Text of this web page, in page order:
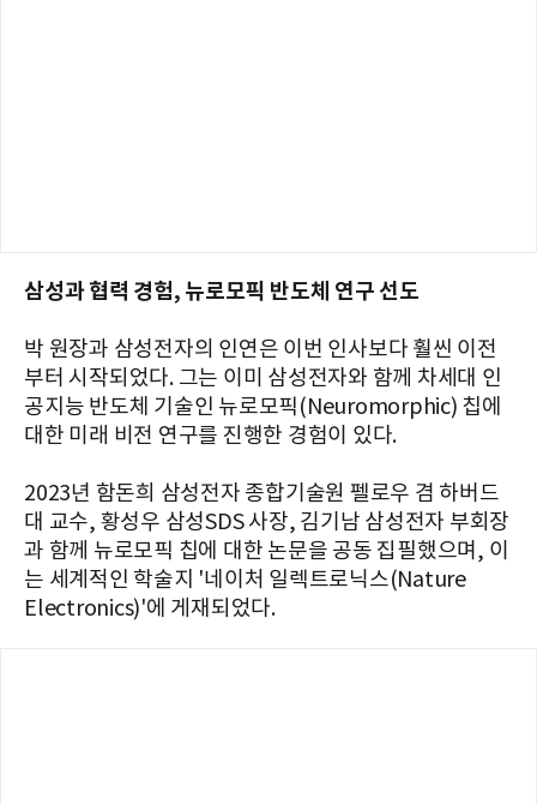
삼성과 협력 경험, 뉴로모픽 반도체 연구 선도
박 원장과 삼성전자의 인연은 이번 인사보다 훨씬 이전
부터 시작되었다. 그는 이미 삼성전자와 함께 차세대 인
공지능 반도체 기술인 뉴로모픽(Neuromorphic) 칩에
대한 미래 비전 연구를 진행한 경험이 있다.
2023년 함돈희 삼성전자 종합기술원 펠로우 겸 하버드
대 교수, 황성우 삼성SDS 사장, 김기남 삼성전자 부회장
과 함께 뉴로모픽 칩에 대한 논문을 공동 집필했으며, 이
는 세계적인 학술지 '네이처 일렉트로닉스(Nature
Electronics)'에 게재되었다.